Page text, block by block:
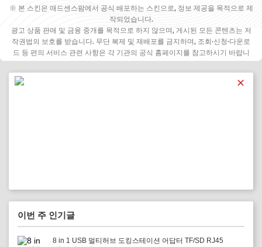
※ 본 스킨은 애드센스팜에서 공식 배포하는 스킨으로, 정보 제공을 목적으로 제
작되었습니다.
광고 상품 판매 및 금융 중개를 목적으로 하지 않으며, 게시된 모든 콘텐츠는 저
작권법의 보호를 받습니다. 무단 복제 및 재배포를 금지하며, 조회·신청·다운로
드 등 편의 서비스 관련 사항은 각 기관의 공식 홈페이지를 참고하시기 바랍니
✕
이번 주 인기글
8 in 1 USB 멀티허브 도킹스테이션 어답터 TF/SD RJ45